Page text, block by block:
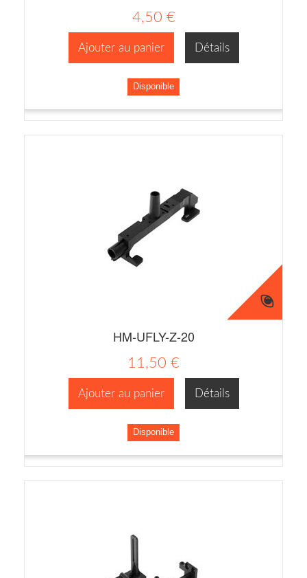
4,50 €
Ajouter au panier Détails
Disponible
HM-UFLY-Z-20
11,50 €
Ajouter au panier Détails
Disponible